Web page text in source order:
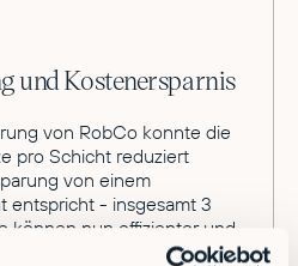
und Kostenersparnis
von RobCo konnte die
pro Schicht reduziert
von einem
entspricht - insgesamt 3
können nun effizienter und
Stelle eingesetzt